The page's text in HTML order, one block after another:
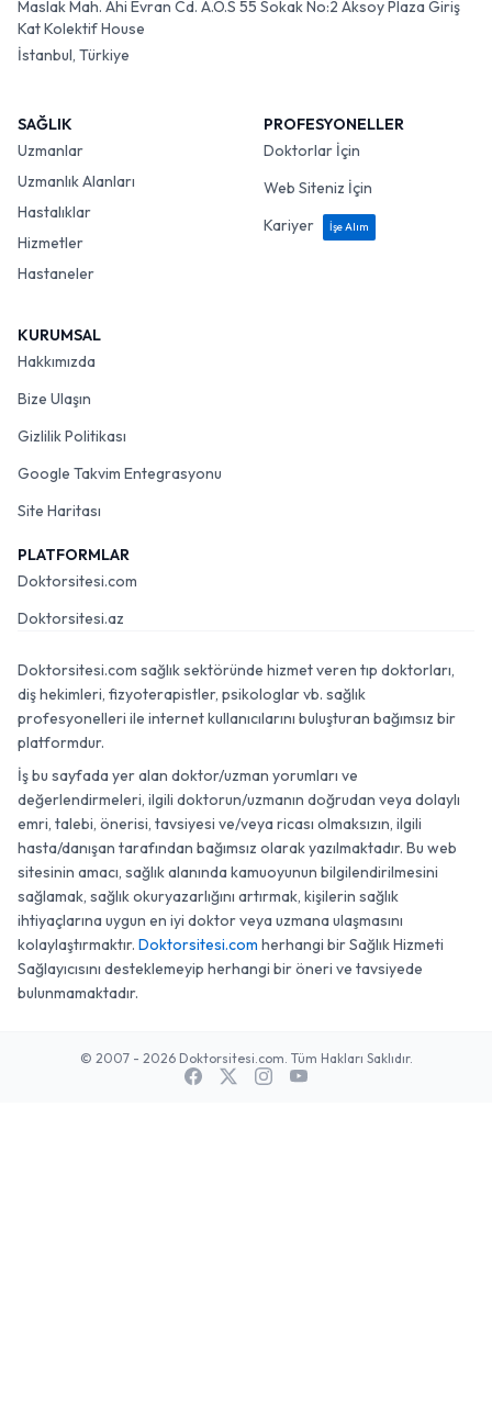
Maslak Mah. Ahi Evran Cd. A.O.S 55 Sokak No:2 Aksoy Plaza Giriş
Kat Kolektif House
İstanbul, Türkiye
SAĞLIK
Uzmanlar
Uzmanlık Alanları
Hastalıklar
Hizmetler
Hastaneler
PROFESYONELLER
Doktorlar İçin
Web Siteniz İçin
Kariyer
İşe Alım
KURUMSAL
Hakkımızda
Bize Ulaşın
Gizlilik Politikası
Google Takvim Entegrasyonu
Site Haritası
PLATFORMLAR
Doktorsitesi.com
Doktorsitesi.az
Doktorsitesi.com sağlık sektöründe hizmet veren tıp doktorları,
diş hekimleri, fizyoterapistler, psikologlar vb. sağlık
profesyonelleri ile internet kullanıcılarını buluşturan bağımsız bir
platformdur.
İş bu sayfada yer alan doktor/uzman yorumları ve
değerlendirmeleri, ilgili doktorun/uzmanın doğrudan veya dolaylı
emri, talebi, önerisi, tavsiyesi ve/veya ricası olmaksızın, ilgili
hasta/danışan tarafından bağımsız olarak yazılmaktadır. Bu web
sitesinin amacı, sağlık alanında kamuoyunun bilgilendirilmesini
sağlamak, sağlık okuryazarlığını artırmak, kişilerin sağlık
ihtiyaçlarına uygun en iyi doktor veya uzmana ulaşmasını
kolaylaştırmaktır. Doktorsitesi.com herhangi bir Sağlık Hizmeti
Sağlayıcısını desteklemeyip herhangi bir öneri ve tavsiyede
bulunmamaktadır.
© 2007 - 2026 Doktorsitesi.com. Tüm Hakları Saklıdır.